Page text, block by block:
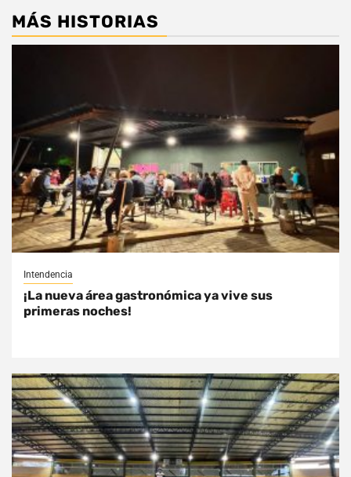
MÁS HISTORIAS
Intendencia
¡La nueva área gastronómica ya vive sus
primeras noches!